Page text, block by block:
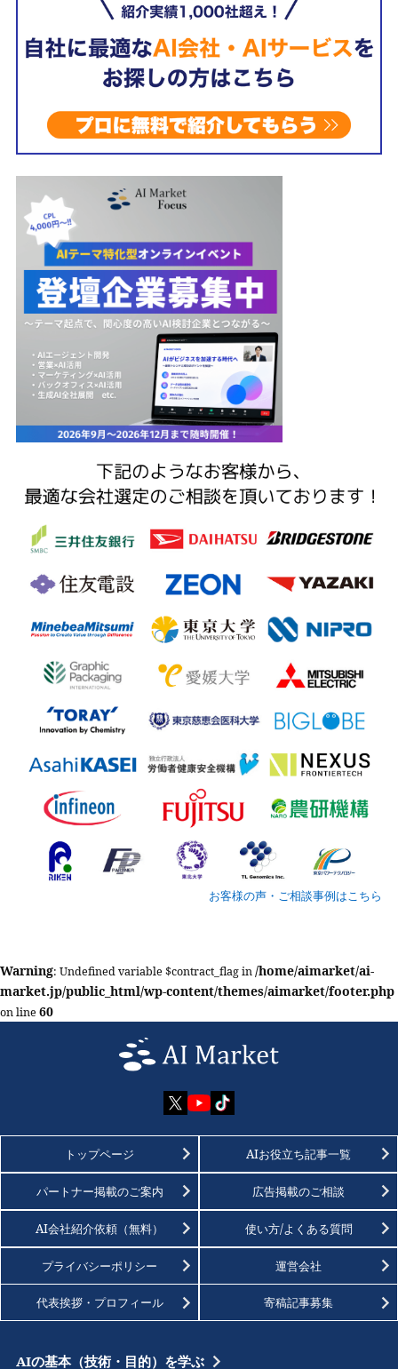
お客様の声・ご相談事例はこちら
Warning: Undefined variable $contract_flag in/home/aimarket/ai-
market.jp/public_html/wp-content/themes/aimarket/footer.php
on line 60
トップページ AIお役立ち記事一覧
パートナー掲載のご案内 広告掲載のご相談
AI会社紹介依頼（無料） 使い方/よくある質問
プライバシーポリシー 運営会社
代表挨拶・プロフィール 寄稿記事募集
AIの基本（技術・目的）を学ぶ